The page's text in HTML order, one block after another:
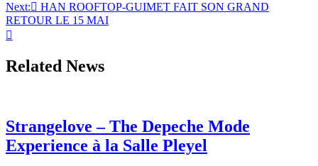
Next:
HAN ROOFTOP-GUIMET FAIT SON GRAND
RETOUR LE 15 MAI
Related News
Strangelove – The Depeche Mode
Experience à la Salle Pleyel